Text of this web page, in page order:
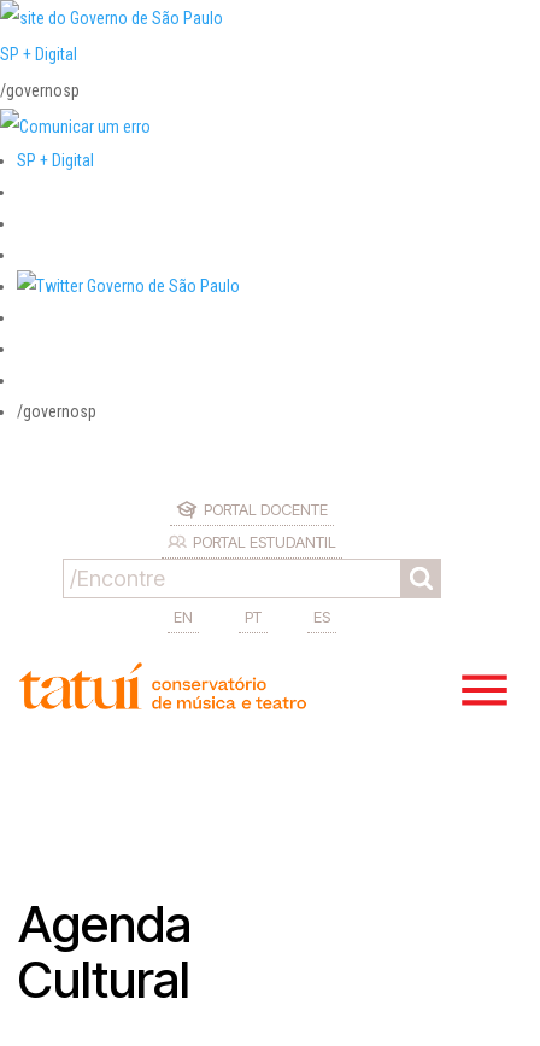
SP + Digital
/governosp
SP + Digital
/governosp
PORTAL DOCENTE
PORTAL ESTUDANTIL
EN PT ES
Agenda
Cultural